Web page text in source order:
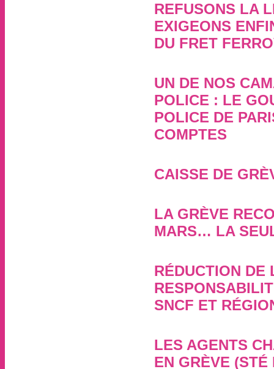
REFUSONS LA
EXIGEONS
DU FRET
UN DE NOS
POLICE : LE
POLICE DE
COMPTES
CAISSE DE
LA GRÈVE
MARS… LA
RÉDUCTION DE
SNCF ET
LES AGENTS
EN GRÈVE (STÉ